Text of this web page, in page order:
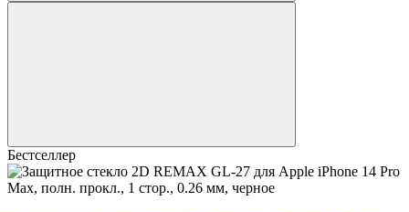
Бестселлер